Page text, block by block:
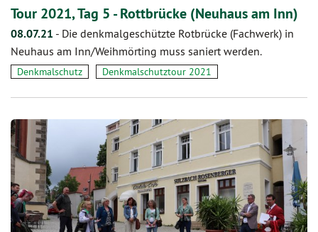
Tour 2021, Tag 5 - Rottbrücke (Neuhaus am Inn)
08.07.21 - Die denkmalgeschützte Rotbrücke (Fachwerk) in
Neuhaus am Inn/Weihmörting muss saniert werden.
Denkmalschutz Denkmalschutztour 2021